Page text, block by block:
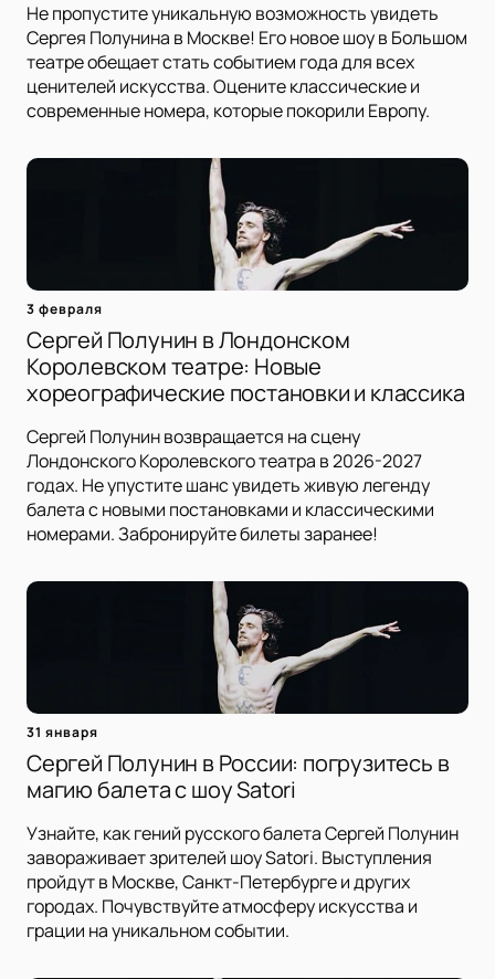
Не пропустите уникальную возможность увидеть
Сергея Полунина в Москве! Его новое шоу в Большом
театре обещает стать событием года для всех
ценителей искусства. Оцените классические и
современные номера, которые покорили Европу.
3 февраля
Сергей Полунин в Лондонском
Королевском театре: Новые
хореографические постановки и классика
Сергей Полунин возвращается на сцену
Лондонского Королевского театра в 2026-2027
годах. Не упустите шанс увидеть живую легенду
балета с новыми постановками и классическими
номерами. Забронируйте билеты заранее!
31 января
Сергей Полунин в России: погрузитесь в
магию балета с шоу Satori
Узнайте, как гений русского балета Сергей Полунин
завораживает зрителей шоу Satori. Выступления
пройдут в Москве, Санкт-Петербурге и других
городах. Почувствуйте атмосферу искусства и
грации на уникальном событии.